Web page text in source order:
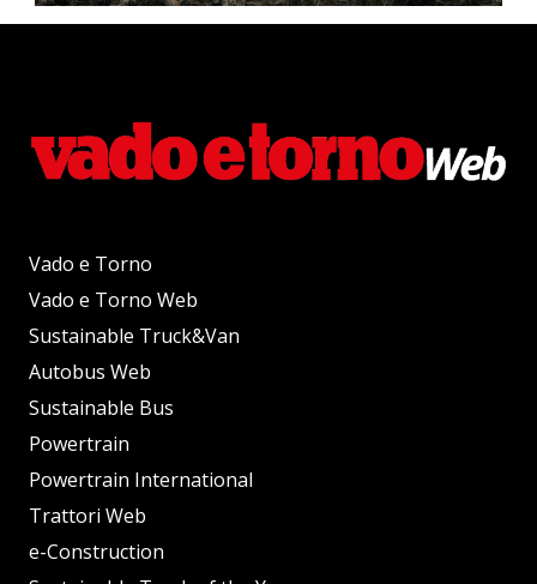
Vado e Torno
Vado e Torno Web
Sustainable Truck&Van
Autobus Web
Sustainable Bus
Powertrain
Powertrain International
Trattori Web
e-Construction